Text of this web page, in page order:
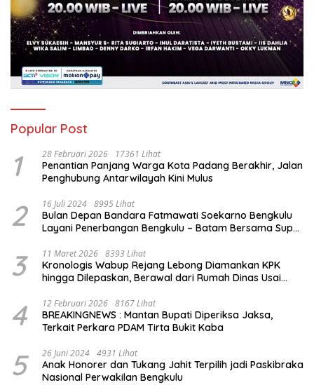
Popular Post
1 28 Februari 2026 17361 Lihat
Penantian Panjang Warga Kota Padang Berakhir, Jalan
Penghubung Antarwilayah Kini Mulus
2 16 Juli 2024 8995 Lihat
Bulan Depan Bandara Fatmawati Soekarno Bengkulu
Layani Penerbangan Bengkulu – Batam Bersama Super
3 11 Maret 2026 8393 Lihat
Kronologis Wabup Rejang Lebong Diamankan KPK
hingga Dilepaskan, Berawal dari Rumah Dinas Usai
4 12 Februari 2026 8167 Lihat
BREAKINGNEWS : Mantan Bupati Diperiksa Jaksa,
Terkait Perkara PDAM Tirta Bukit Kaba
5 26 Juni 2024 4931 Lihat
Anak Honorer dan Tukang Jahit Terpilih jadi Paskibraka
Nasional Perwakilan Bengkulu